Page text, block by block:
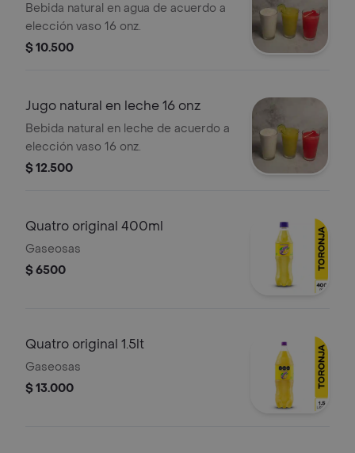
Bebida natural en agua de acuerdo a
elección vaso 16 onz.
$ 10.500
Jugo natural en leche 16 onz
Bebida natural en leche de acuerdo a
elección vaso 16 onz.
$ 12.500
Quatro original 400ml
Gaseosas
$ 6500
Quatro original 1.5lt
Gaseosas
$ 13.000